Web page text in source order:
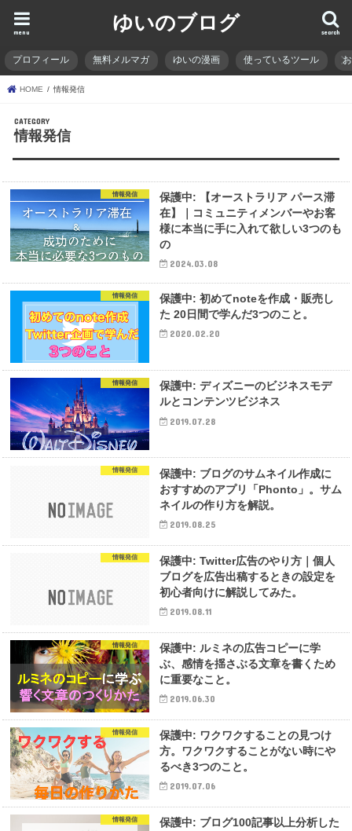
ゆいのブログ search
menu
プロフィール 無料メルマガ ゆいの漫画 使っているツール
HOME 情報発信
情報発信
情報発信
保護中: 【オーストラリア パース滞
在】｜コミュニティメンバーやお客
様に本当に手に入れて欲しい3つのも
の
2024.03.08
情報発信
保護中: 初めてnoteを作成・販売し
た 20日間で学んだ3つのこと。
2020.02.20
情報発信
保護中: ディズニーのビジネスモデ
ルとコンテンツビジネス
2019.07.28
情報発信
保護中: ブログのサムネイル作成に
おすすめのアプリ「Phonto」。サム
ネイルの作り方を解説。
2019.08.25
情報発信
保護中: Twitter広告のやり方｜個人
ブログを広告出稿するときの設定を
初心者向けに解説してみた。
2019.08.11
情報発信
保護中: ルミネの広告コピーに学
ぶ、感情を揺さぶる文章を書くため
に重要なこと。
2019.06.30
情報発信
保護中: ワクワクすることの見つけ
方。ワクワクすることがない時にや
るべき3つのこと。
2019.07.06
情報発信
保護中: ブログ100記事以上分析した